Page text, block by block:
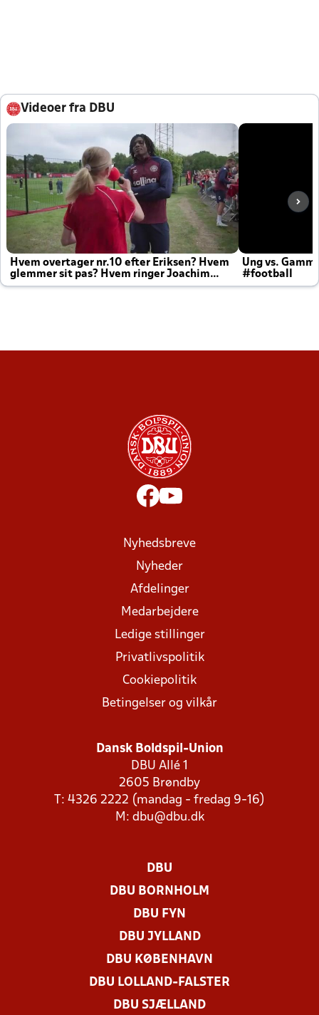
Videoer fra DBU
Hvem overtager nr.10 efter Eriksen? Hvem
glemmer sit pas? Hvem ringer Joachim
altid til efter kampe?
Ung vs.
#football
Nyhedsbreve
Nyheder
Afdelinger
Medarbejdere
Ledige stillinger
Privatlivspolitik
Cookiepolitik
Betingelser og vilkår
Dansk Boldspil-Union
DBU Allé 1
2605 Brøndby
T: 4326 2222 (mandag - fredag 9-16)
M: dbu@dbu.dk
DBU
DBU BORNHOLM
DBU FYN
DBU JYLLAND
DBU KØBENHAVN
DBU LOLLAND-FALSTER
DBU SJÆLLAND